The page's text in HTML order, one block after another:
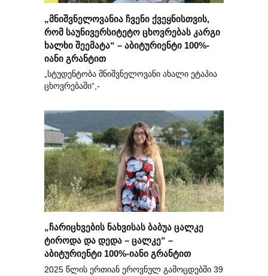
„მნიშვნელოვანია ჩვენი ქვეყნისთვის,
რომ საუნივერსიტეტო ცხოვრებას კარგი
ხალხი შეემატა“ – აბიტურიენტი 100%-
იანი გრანტით
„სტუდენტობა მნიშვნელოვანი ახალი ეტაპია
ცხოვრებაში“,-
„ჩარიცხვების ნახვისას ბაბუა ცალკე
ტიროდა და დედა – ცალკე“ –
აბიტურიენტი 100%-იანი გრანტით
2025 წლის ერთიან ეროვნულ გამოცდებში 39